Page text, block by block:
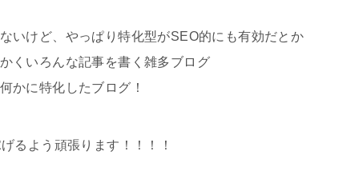
いけど、やっぱり特化型がSEO的にも有効だとか
くいろんな記事を書く雑多ブログ
かに特化したブログ！
るよう頑張ります！！！！